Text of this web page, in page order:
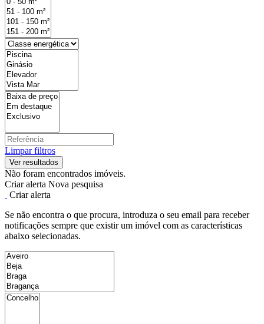
Limpar filtros
Não foram encontrados imóveis.
Criar alerta Nova pesquisa
Criar alerta
Se não encontra o que procura, introduza o seu email para receber
notificações sempre que existir um imóvel com as características
abaixo selecionadas.